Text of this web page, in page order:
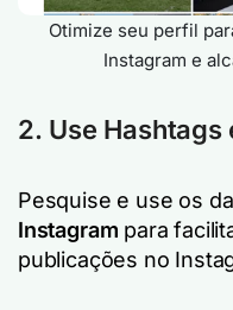
Otimize seu perfil
Instagram e
2. Use
Pesquise e use os
Instagram para
publicações no